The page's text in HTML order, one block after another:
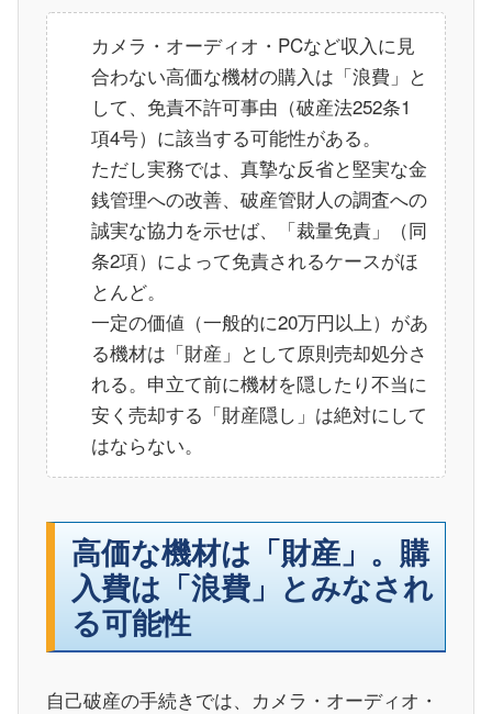
カメラ・オーディオ・PCなど収入に見
合わない高価な機材の購入は「浪費」と
して、免責不許可事由（破産法252条1
項4号）に該当する可能性がある。
ただし実務では、真摯な反省と堅実な金
銭管理への改善、破産管財人の調査への
誠実な協力を示せば、「裁量免責」（同
条2項）によって免責されるケースがほ
とんど。
一定の価値（一般的に20万円以上）があ
る機材は「財産」として原則売却処分さ
れる。申立て前に機材を隠したり不当に
安く売却する「財産隠し」は絶対にして
はならない。
高価な機材は「財産」。購
入費は「浪費」とみなされ
る可能性
自己破産の手続きでは、カメラ・オーディオ・